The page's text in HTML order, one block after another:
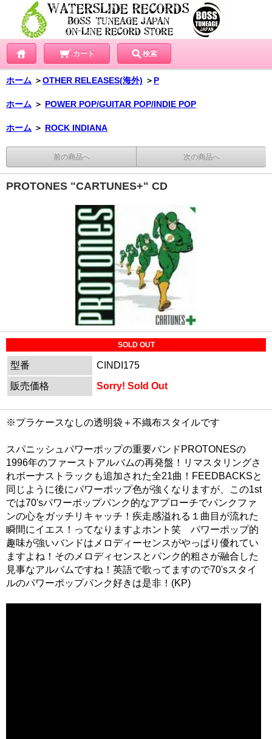
カート 検索
ホーム ＞OTHER RELEASES(海外) ＞ P
ホーム ＞ POWER POP/GUITAR POP/INDIE POP
ホーム ＞ ROCK INDIANA
前の商品へ 次の商品へ
PROTONES "CARTUNES+" CD
SOLD OUT
型番
CINDI175
販売価格
Sorry! Sold Out
※プラケースなしの透明袋＋不織布スタイルです
スパニッシュパワーポップの重要バンドPROTONESの
1996年のファーストアルバムの再発盤！リマスタリングさ
れボーナストラックも追加された全21曲！FEEDBACKSと
同じように後にパワーポップ色が強くなりますが、この1st
では70'sパワーポップパンク的なアプローチでパンクファ
ンの心をガッチリキャッチ！疾走感溢れる１曲目が流れた
瞬間にイエス！ってなりますよホント笑 パワーポップ的
趣味が強いバンドはメロディーセンスがやっぱり優れてい
ますよね！そのメロディセンスとパンク的粗さが融合した
見事なアルバムですね！英語で歌ってますので70'sスタイ
ルのパワーポップパンク好きは是非！(KP)